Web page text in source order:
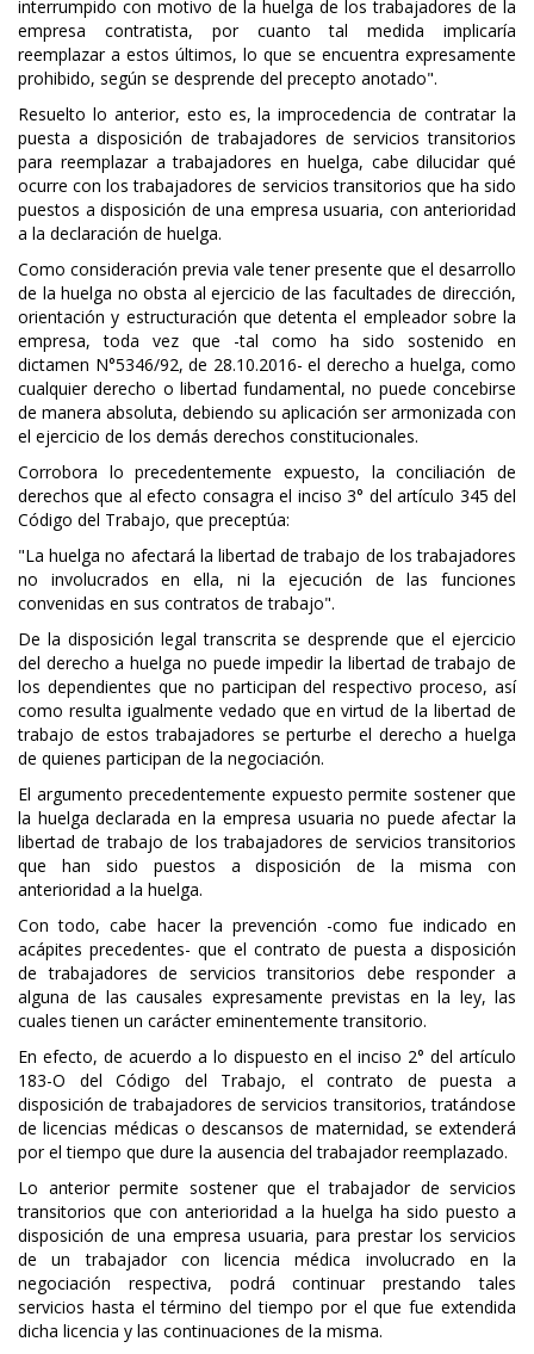
interrumpido con motivo de la huelga de los trabajadores de la
empresa contratista, por cuanto tal medida implicaría
reemplazar a estos últimos, lo que se encuentra expresamente
prohibido, según se desprende del precepto anotado".
Resuelto lo anterior, esto es, la improcedencia de contratar la
puesta a disposición de trabajadores de servicios transitorios
para reemplazar a trabajadores en huelga, cabe dilucidar qué
ocurre con los trabajadores de servicios transitorios que ha sido
puestos a disposición de una empresa usuaria, con anterioridad
a la declaración de huelga.
Como consideración previa vale tener presente que el desarrollo
de la huelga no obsta al ejercicio de las facultades de dirección,
orientación y estructuración que detenta el empleador sobre la
empresa, toda vez que -tal como ha sido sostenido en
dictamen N°5346/92, de 28.10.2016- el derecho a huelga, como
cualquier derecho o libertad fundamental, no puede concebirse
de manera absoluta, debiendo su aplicación ser armonizada con
el ejercicio de los demás derechos constitucionales.
Corrobora lo precedentemente expuesto, la conciliación de
derechos que al efecto consagra el inciso 3° del artículo 345 del
Código del Trabajo, que preceptúa:
"La huelga no afectará la libertad de trabajo de los trabajadores
no involucrados en ella, ni la ejecución de las funciones
convenidas en sus contratos de trabajo".
De la disposición legal transcrita se desprende que el ejercicio
del derecho a huelga no puede impedir la libertad de trabajo de
los dependientes que no participan del respectivo proceso, así
como resulta igualmente vedado que en virtud de la libertad de
trabajo de estos trabajadores se perturbe el derecho a huelga
de quienes participan de la negociación.
El argumento precedentemente expuesto permite sostener que
la huelga declarada en la empresa usuaria no puede afectar la
libertad de trabajo de los trabajadores de servicios transitorios
que han sido puestos a disposición de la misma con
anterioridad a la huelga.
Con todo, cabe hacer la prevención -como fue indicado en
acápites precedentes- que el contrato de puesta a disposición
de trabajadores de servicios transitorios debe responder a
alguna de las causales expresamente previstas en la ley, las
cuales tienen un carácter eminentemente transitorio.
En efecto, de acuerdo a lo dispuesto en el inciso 2° del artículo
183-O del Código del Trabajo, el contrato de puesta a
disposición de trabajadores de servicios transitorios, tratándose
de licencias médicas o descansos de maternidad, se extenderá
por el tiempo que dure la ausencia del trabajador reemplazado.
Lo anterior permite sostener que el trabajador de servicios
transitorios que con anterioridad a la huelga ha sido puesto a
disposición de una empresa usuaria, para prestar los servicios
de un trabajador con licencia médica involucrado en la
negociación respectiva, podrá continuar prestando tales
servicios hasta el término del tiempo por el que fue extendida
dicha licencia y las continuaciones de la misma.